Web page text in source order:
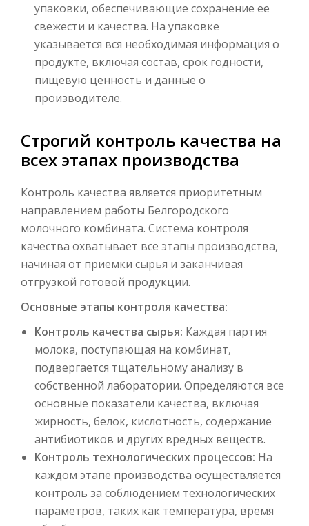
упаковки, обеспечивающие сохранение ее
свежести и качества. На упаковке
указывается вся необходимая информация о
продукте, включая состав, срок годности,
пищевую ценность и данные о
производителе.
Строгий контроль качества на
всех этапах производства
Контроль качества является приоритетным
направлением работы Белгородского
молочного комбината. Система контроля
качества охватывает все этапы производства,
начиная от приемки сырья и заканчивая
отгрузкой готовой продукции.
Основные этапы контроля качества:
Контроль качества сырья: Каждая партия
молока, поступающая на комбинат,
подвергается тщательному анализу в
собственной лаборатории. Определяются все
основные показатели качества, включая
жирность, белок, кислотность, содержание
антибиотиков и других вредных веществ.
Контроль технологических процессов: На
каждом этапе производства осуществляется
контроль за соблюдением технологических
параметров, таких как температура, время